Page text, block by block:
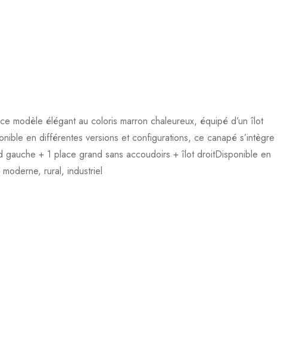
modèle élégant au coloris marron chaleureux, équipé d’un îlot
en différentes versions et configurations, ce canapé s’intègre
+ 1 place grand sans accoudoirs + îlot droitDisponible en
rural, industriel